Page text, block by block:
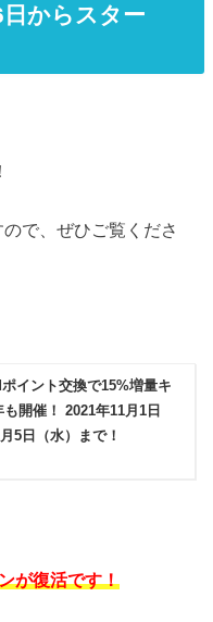
からスター
で、ぜひご覧くださ
イント交換で15%増量キ
開催！ 2021年11月1日
5日（水）まで！
が復活です！